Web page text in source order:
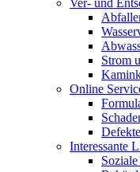
Ver- und
Strom
Online
Interessante